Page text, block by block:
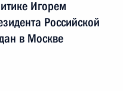
Игорем
Российской
в Москве